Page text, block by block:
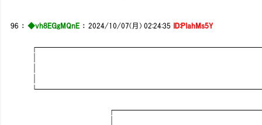
96 ：◆vh8EGgMQnE ：2024/10/07(月) 02:24:35 ID:PIahMs5Y